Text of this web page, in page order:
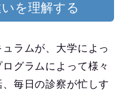
を理解する
ラムが、大学によっ
グラムによって様々
毎日の診察が忙しす